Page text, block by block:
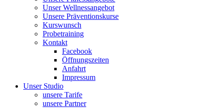
Unser Wellnessangebot
Unsere Präventionskurse
Kurswunsch
Probetraining
Kontakt
Facebook
Öffnungszeiten
Anfahrt
Impressum
Unser Studio
unsere Tarife
unsere Partner